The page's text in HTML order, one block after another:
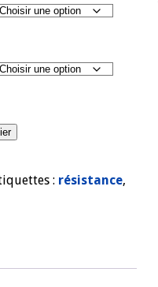
: résistance,